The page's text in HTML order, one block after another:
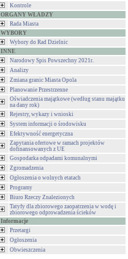
Kontrole
ORGANY WŁADZY
Rada Miasta
WYBORY
Wybory do Rad Dzielnic
INNE
Narodowy Spis Powszechny 2021r.
Analizy
Zmiana granic Miasta Opola
Planowanie Przestrzenne
Oświadczenia majątkowe (według stanu majątku
na dany rok)
Rejestry, wykazy i wnioski
System informacji o środowisku
Efektywność energetyczna
Zapytania ofertowe w ramach projektów
dofinansowanych z UE
Gospodarka odpadami komunalnymi
Zgromadzenia
Ogłoszenia o wolnych etatach
Programy
Biuro Rzeczy Znalezionych
Tatyfy dla zbiorowego zaopatrzenia w wodę i
zbiorowego odprowadzenia ścieków
Informacje
Przetargi
Ogłoszenia
Obwieszczenia